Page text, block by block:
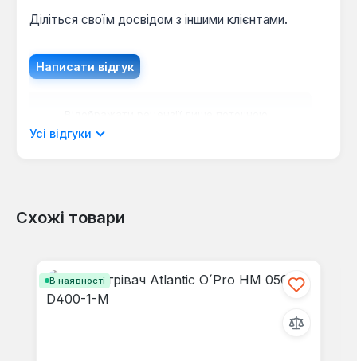
Діліться своїм досвідом з іншими клієнтами.
Написати відгук
мовою.
Відгуків не знайдено. Поділіться
Усі відгуки
Схожі товари
В наявності